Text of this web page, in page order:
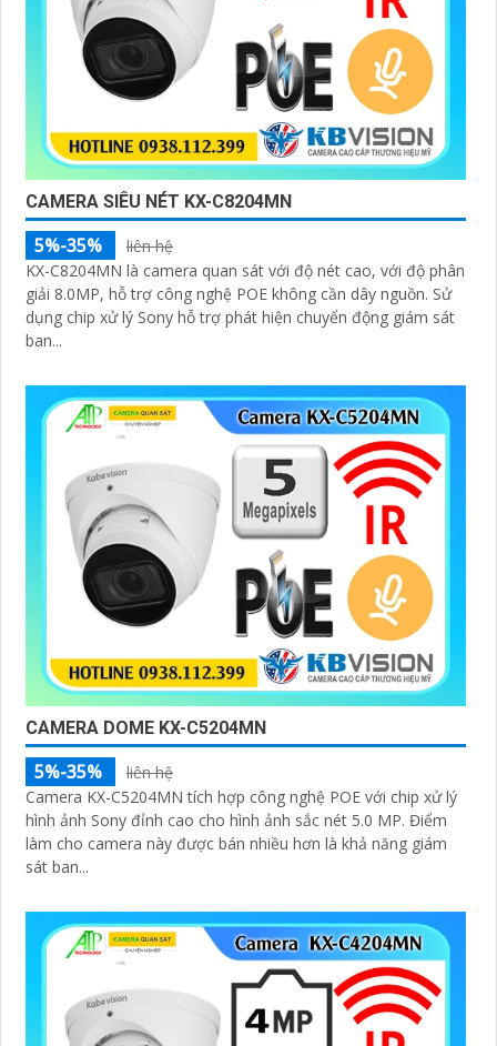
CAMERA SIÊU NÉT KX-C8204MN
5%-35%
liên hệ
KX-C8204MN là camera quan sát với độ nét cao, với độ phân
giải 8.0MP, hỗ trợ công nghệ POE không cần dây nguồn. Sử
dụng chip xử lý Sony hỗ trợ phát hiện chuyển động giám sát
ban...
CAMERA DOME KX-C5204MN
5%-35%
liên hệ
Camera KX-C5204MN tích hợp công nghệ POE với chip xử lý
hình ảnh Sony đỉnh cao cho hình ảnh sắc nét 5.0 MP. Điểm
làm cho camera này được bán nhiều hơn là khả năng giám
sát ban...